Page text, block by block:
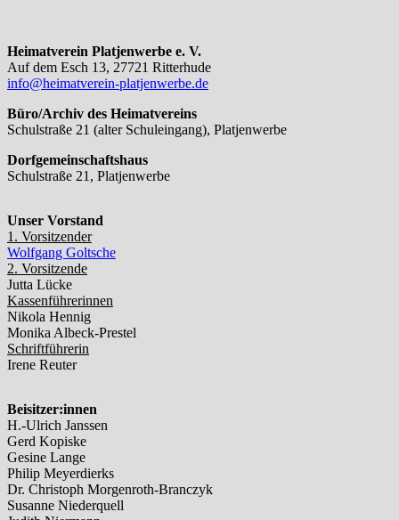
Heimatverein Platjenwerbe e. V.
Auf dem Esch 13, 27721 Ritterhude
info@heimatverein-platjenwerbe.de
Büro/Archiv des Heimatvereins
Schulstraße 21 (alter Schuleingang), Platjenwerbe
Dorfgemeinschaftshaus
Schulstraße 21, Platjenwerbe
Unser Vorstand
1. Vorsitzender
Wolfgang Goltsche
2. Vorsitzende
Jutta Lücke
Kassenführerinnen
Nikola Hennig
Monika Albeck-Prestel
Schriftführerin
Irene Reuter
Beisitzer:innen
H.-Ulrich Janssen
Gerd Kopiske
Gesine Lange
Philip Meyerdierks
Dr. Christoph Morgenroth-Branczyk
Susanne Niederquell